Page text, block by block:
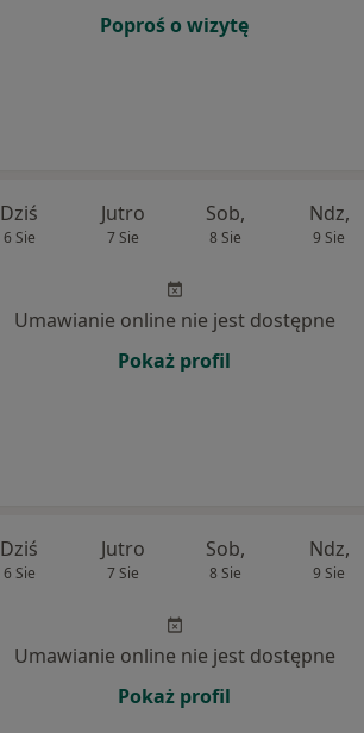
Poproś o wizytę
Dziś
6 Sie
Jutro
7 Sie
Sob,
8 Sie
Ndz,
9 Sie
Umawianie online nie jest dostępne
Pokaż profil
Dziś
6 Sie
Jutro
7 Sie
Sob,
8 Sie
Ndz,
9 Sie
Umawianie online nie jest dostępne
Pokaż profil